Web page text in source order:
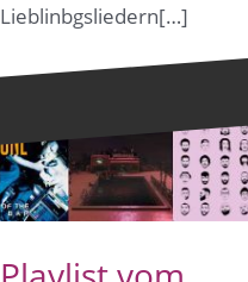
Lieblinbgsliedern[…]